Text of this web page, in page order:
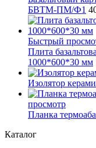
БВТМ-ПМ/Ф1
Быстрый
Плита
1000*600*30 мм
Изолятор
просмотр
Планка
Каталог